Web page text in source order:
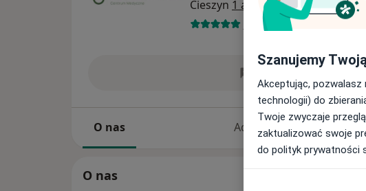
Cieszyn 1 adres
5 opinii
O nas Adresy
O nas
Szanujemy
Akceptując, pozwalasz
technologii) do
Twoje zwyczaje
zaktualizować swoje
do polityk prywatności